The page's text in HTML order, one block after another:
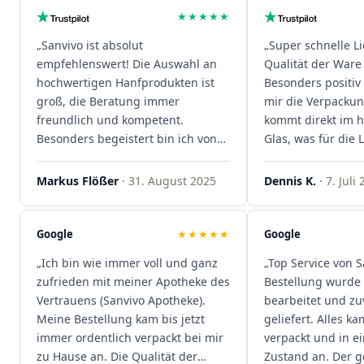
★★★★★
„Sanvivo ist absolut
empfehlenswert! Die Auswahl an
hochwertigen Hanfprodukten ist
groß, die Beratung immer
freundlich und kompetent.
Besonders begeistert bin ich von
der schnellen Rezeptannahme –
alles läuft unkompliziert und
sind extrem zügig, was mir jedes
Mal viel Zeit spart. Man merkt,
Kundenzufriedenheit an erster
Stelle stehen. Vielen Dank an das
Team von Sanvivo – ich bin
rundum begeistert!"
Markus Flößer · 31. August 2025
„Super schnelle
Qualität der
Besonders
mir die
kommt direkt im
Glas, was für die
ist. Ich bestelle
wieder!"
Dennis K. · 7. Juli
Google ★★★★★
„Ich bin wie immer voll und ganz
zufrieden mit meiner Apotheke des
Vertrauens (Sanvivo Apotheke).
Meine Bestellung kam bis jetzt
immer ordentlich verpackt bei mir
zu Hause an. Die Qualität der
Google
„Top Service von
Bestellung wurde
bearbeitet und
geliefert. Alles
verpackt und in
Zustand an. Der